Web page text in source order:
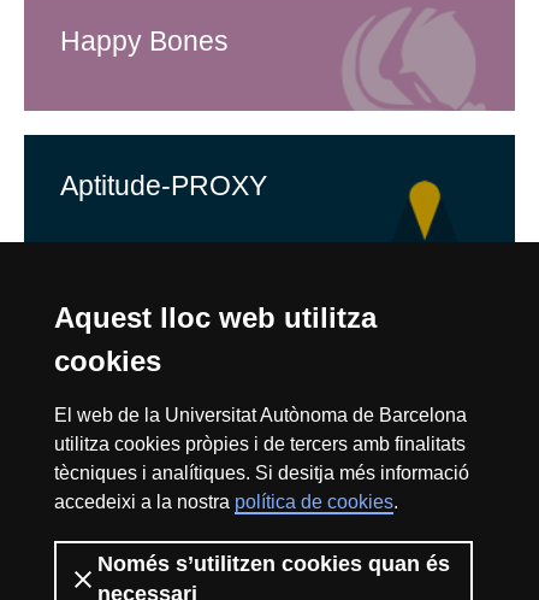
Aquest lloc web utilitza
cookies
El web de la Universitat Autònoma de Barcelona
utilitza cookies pròpies i de tercers amb finalitats
tècniques i analítiques. Si desitja més informació
accedeixi a la nostra política de cookies.
Només s’utilitzen cookies quan és
necessari
Happy Bones
Aptitude-PROXY
HR
Inici Avís Legal Protecció de Dades
Política de Privacitat
Fundació Salut i Envelliment | Universitat Autònoma